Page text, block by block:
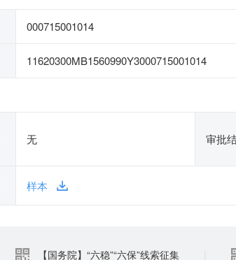
000715001014
11620300MB1560990Y3000715001014
无 审批
样本
【国务院】“六稳”“六保”线索征集